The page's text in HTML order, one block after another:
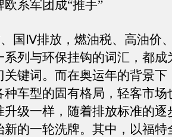
系军团成“推手”
Ⅳ排放，燃油税、高油价
列与环保挂钩的词汇，都成
关键词。而在奥运年的背景下
种车型的固有格局，轻客市场
升级一样，随着排放标准的逐
新的一轮洗牌。其中，以福特